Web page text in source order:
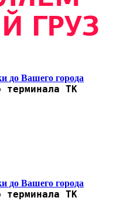
до Вашего города
терминала ТК
до Вашего города
терминала ТК